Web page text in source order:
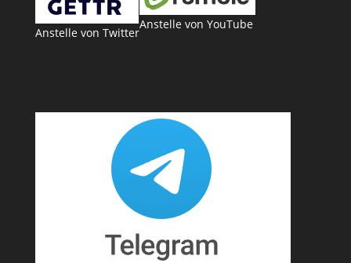
Anstelle von Twitter
Anstelle von YouTube